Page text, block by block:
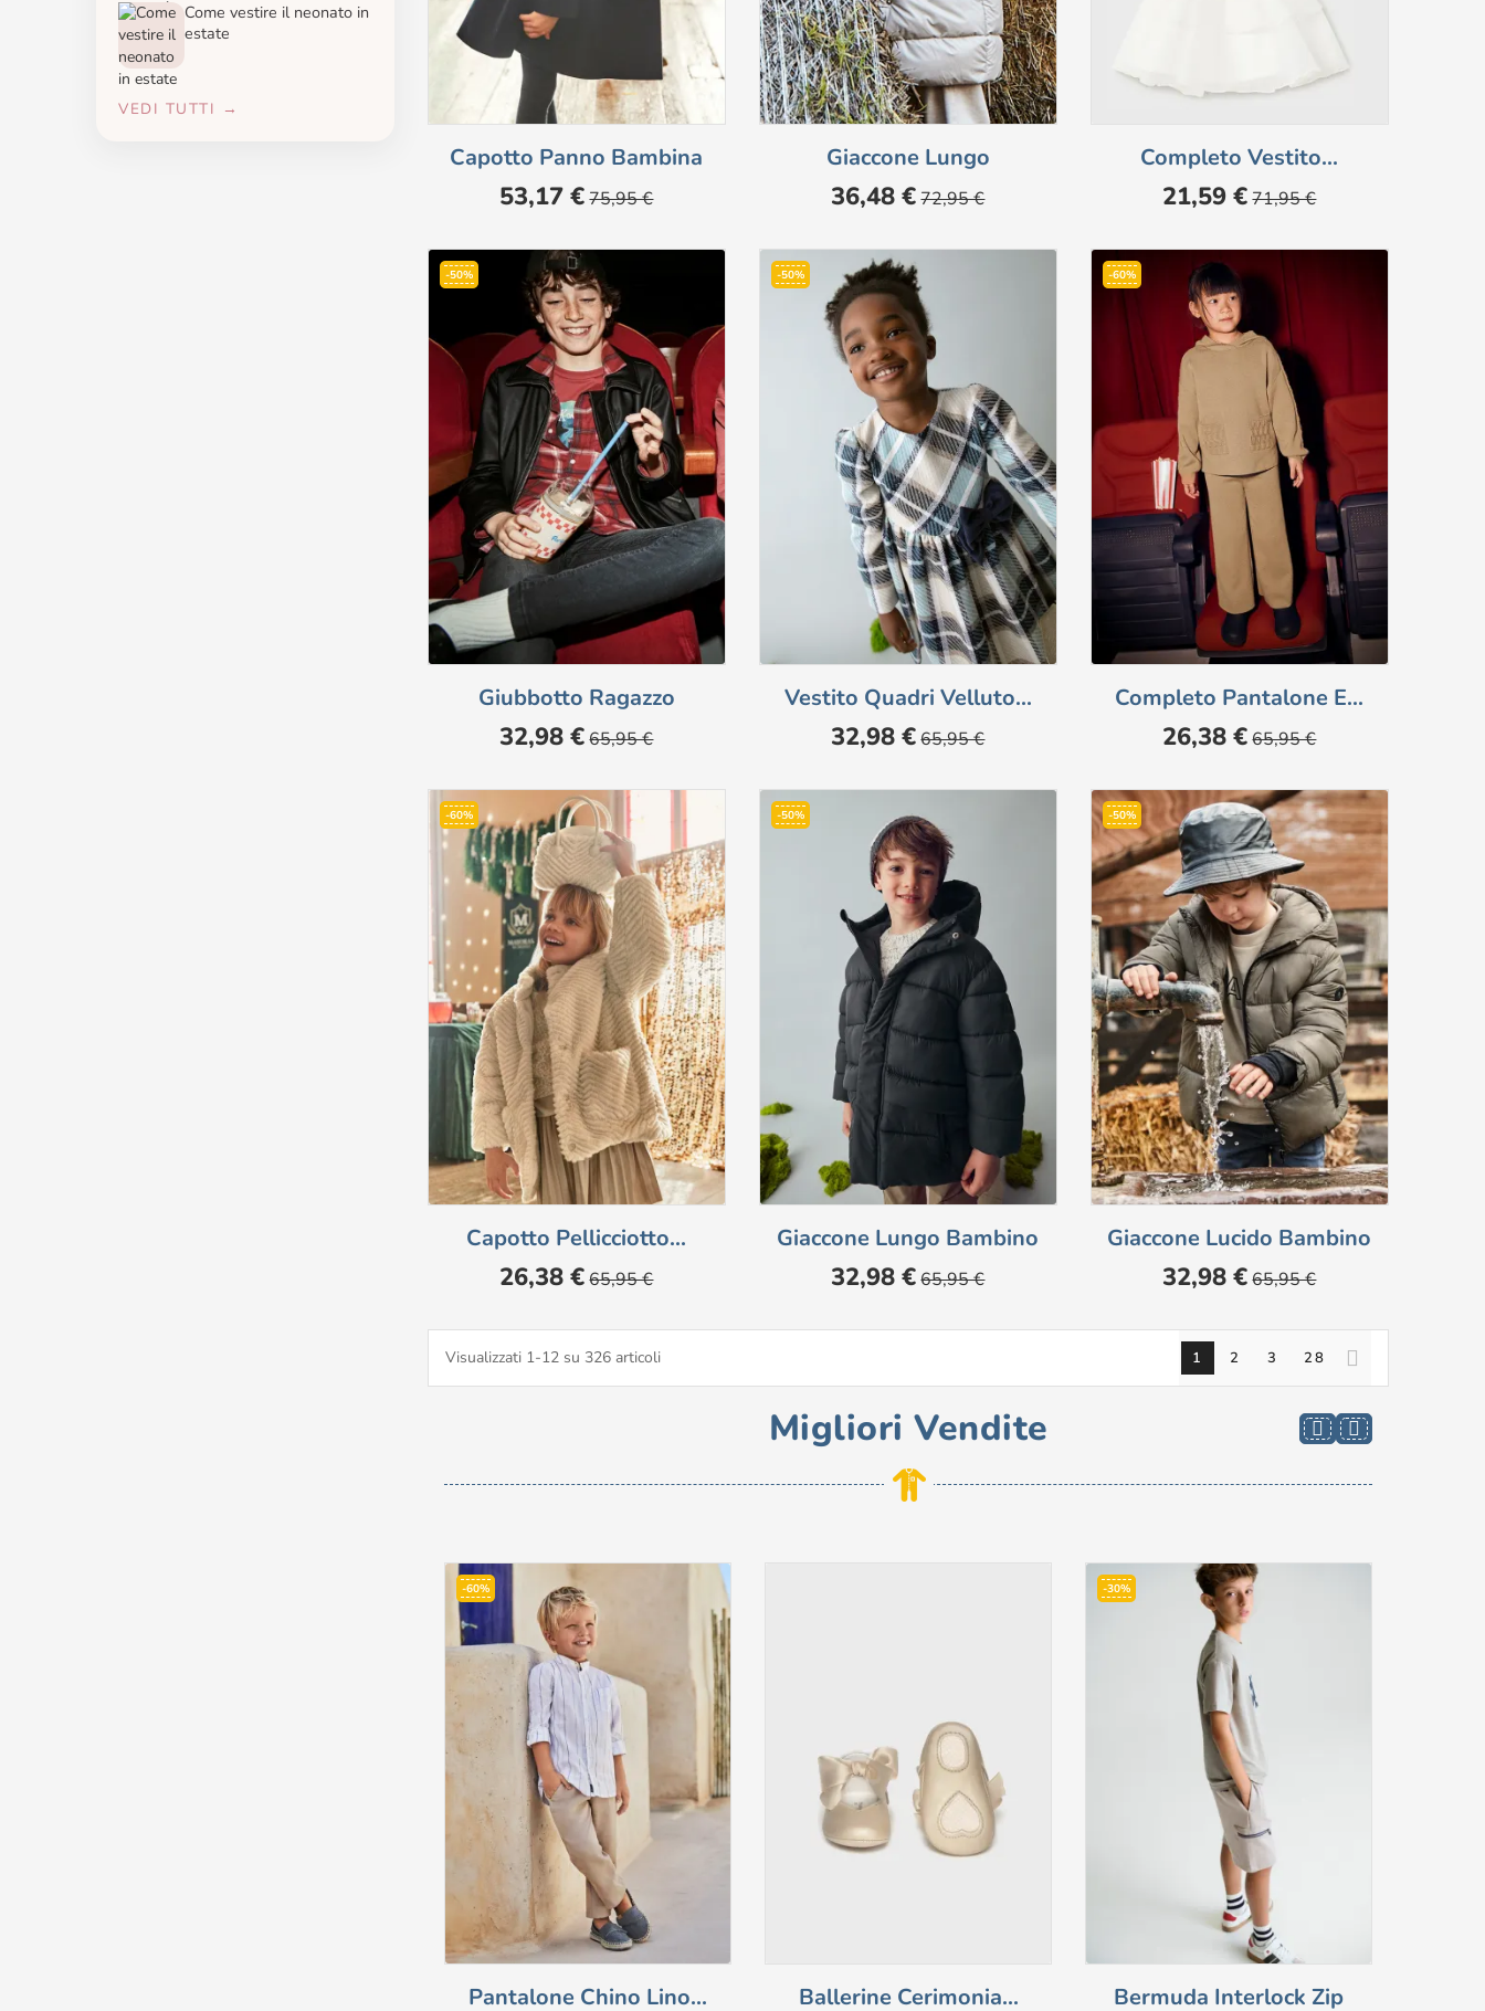
Come vestire il neonato in
estate
VEDI TUTTI →
Capotto Panno Bambina
Prezzo
53,17 € Prezzo
base
75,95 €
Giaccone Lungo
Prezzo
36,48 € Prezzo
base
72,95 €
Completo Vestito...
Prezzo
21,59 € Prezzo
base
71,95 €
-50%
Giubbotto Ragazzo
Prezzo
32,98 € Prezzo
base
65,95 €
-50%
Vestito Quadri Velluto...
Prezzo
32,98 € Prezzo
base
65,95 €
-60%
Completo Pantalone E...
Prezzo
26,38 € Prezzo
base
65,95 €
-60%
Capotto Pellicciotto...
Prezzo
26,38 € Prezzo
base
65,95 €
-50%
Giaccone Lungo Bambino
Prezzo
32,98 € Prezzo
base
65,95 €
-50%
Giaccone Lucido Bambino
Prezzo
32,98 € Prezzo
base
65,95 €
Visualizzati 1-12 su 326 articoli 1 2 3 28
Migliori Vendite
-60%
Pantalone Chino Lino... Ballerine Cerimonia...
-30%
Bermuda Interlock Zip